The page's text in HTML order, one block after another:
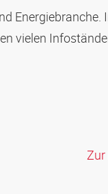
Energiebranche.
vielen